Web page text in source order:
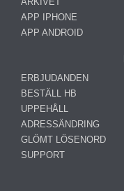
APP IPHONE
APP ANDROID
ERBJUDANDEN
BESTÄLL HB
UPPEHÅLL
ADRESSÄNDRING
GLÖMT LÖSENORD
SUPPORT